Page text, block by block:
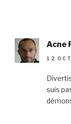
Acne
12
suis